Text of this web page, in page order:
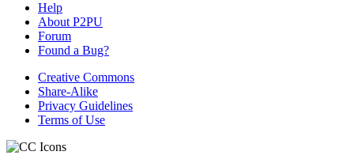
Help
About P2PU
Forum
Found a Bug?
Creative Commons
Share-Alike
Privacy Guidelines
Terms of Use